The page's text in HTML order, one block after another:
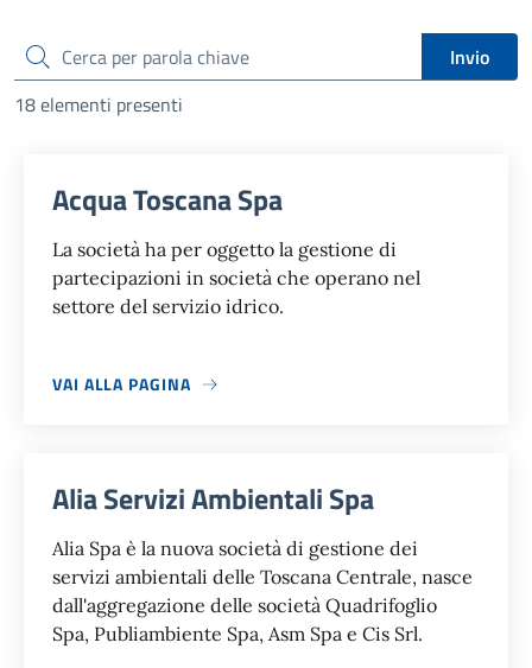
cerca
Invio
18 elementi presenti
Acqua Toscana Spa
La società ha per oggetto la gestione di
partecipazioni in società che operano nel
settore del servizio idrico.
VAI ALLA PAGINA
Alia Servizi Ambientali Spa
Alia Spa è la nuova società di gestione dei
servizi ambientali delle Toscana Centrale, nasce
dall'aggregazione delle società Quadrifoglio
Spa, Publiambiente Spa, Asm Spa e Cis Srl.